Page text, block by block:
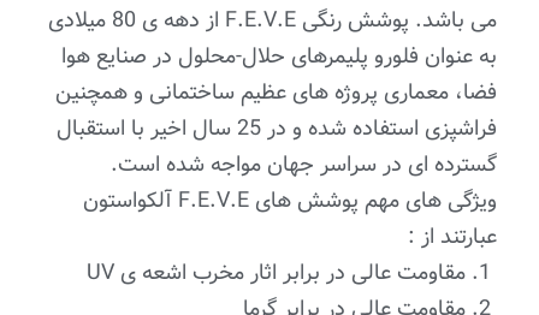
می باشد. پوشش رنگی F.E.V.E از دهه ی 80 میلادی
به عنوان فلورو پلیمرهای حلال-محلول در صنایع هوا
فضا، معماری پروژه های عظیم ساختمانی و همچنین
فراشپزی استفاده شده و در 25 سال اخیر با استقبال
گسترده ای در سراسر جهان مواجه شده است.
ویژگی های مهم پوشش های F.E.V.E آلکواستون
عبارتند از :